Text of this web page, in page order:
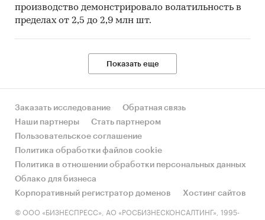
производство демонстрировало волатильность в
пределах от 2,5 до 2,9 млн шт.
Показать еще
Заказать исследование
Обратная связь
Наши партнеры
Стать партнером
Пользовательское соглашение
Политика обработки файлов cookie
Политика в отношении обработки персональных данных
Облако для бизнеса
Корпоративный регистратор доменов
Хостинг сайтов
© ООО «БИЗНЕСПРЕСС», АО «РОСБИЗНЕСКОНСАЛТИНГ», 1995-